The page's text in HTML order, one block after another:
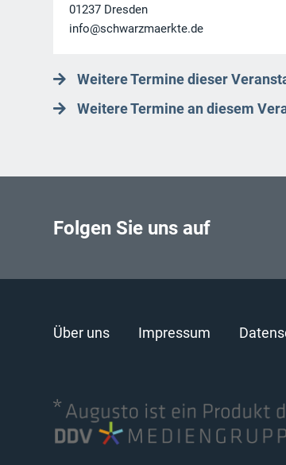
01237 Dresden
info@schwarzmaerkte.de
Weitere Termine dieser
Weitere Termine an diesem
Folgen Sie uns auf
Über uns Impressum